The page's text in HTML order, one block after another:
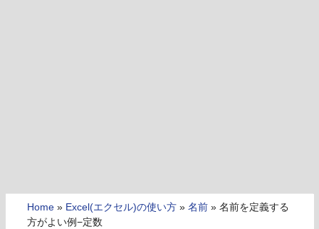
Home » Excel(エクセル)の使い方 » 名前 » 名前を定義する
方がよい例−定数